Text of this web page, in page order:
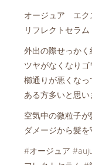
オージュア エク
リフレクトセラ
外出の際せっか
ツヤがなくなりゴ
櫛通りが悪くな
ある方多いと思い
空気中の微粒子
ダメージから髪
#オージュア